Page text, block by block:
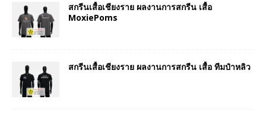
สกรีนเสื้อเชียงราย ผลงานการสกรีน เสื้อ
MoxiePoms
สกรีนเสื้อเชียงราย ผลงานการสกรีน เสื้อ ทีมป๋าหลิว